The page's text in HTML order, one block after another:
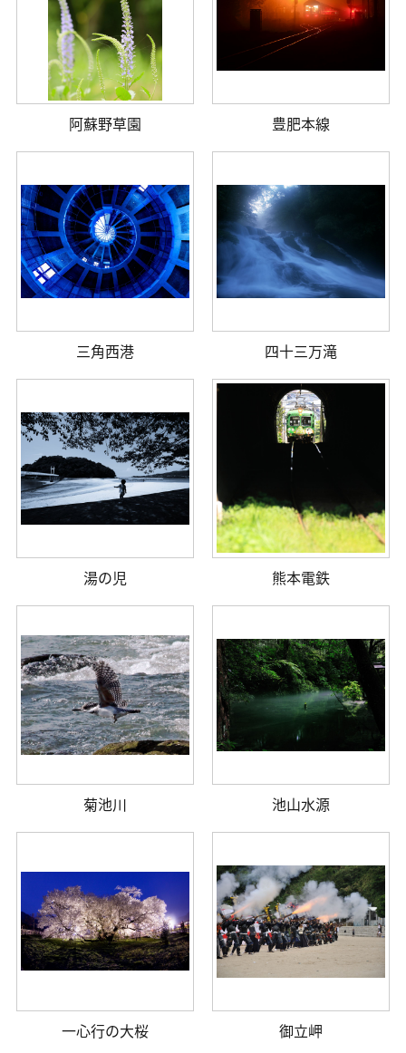
阿蘇野草園 豊肥本線
三角西港 四十三万滝
湯の児 熊本電鉄
菊池川 池山水源
一心行の大桜 御立岬